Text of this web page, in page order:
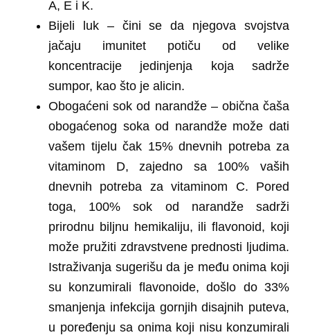
A, E i K.
Bijeli luk – čini se da njegova svojstva
jačaju imunitet potiču od velike
koncentracije jedinjenja koja sadrže
sumpor, kao što je alicin.
Obogaćeni sok od narandže– obična čaša
obogaćenog soka od narandže može dati
vašem tijelu čak 15% dnevnih potreba za
vitaminom D, zajedno sa 100% vaših
dnevnih potreba za vitaminom C. Pored
toga, 100% sok od narandže sadrži
prirodnu biljnu hemikaliju, ili flavonoid, koji
može pružiti zdravstvene prednosti ljudima.
Istraživanja sugerišu da je među onima koji
su konzumirali flavonoide, došlo do 33%
smanjenja infekcija gornjih disajnih puteva,
u poređenju sa onima koji nisu konzumirali